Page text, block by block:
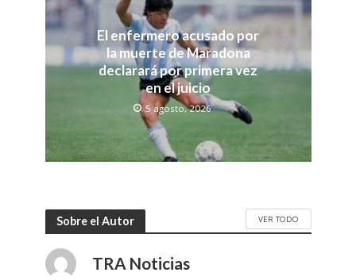
El enfermero acusado por
la muerte de Maradona
declarará por primera vez
en el juicio
5 agosto, 2026
Sobre el Autor VER TODO
TRA Noticias